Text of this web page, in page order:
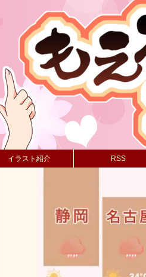
イラスト紹介 RSS